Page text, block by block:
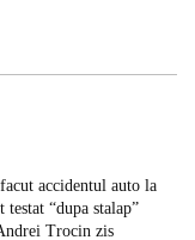
accidentul auto la
“dupa stalap”
Trocin zis